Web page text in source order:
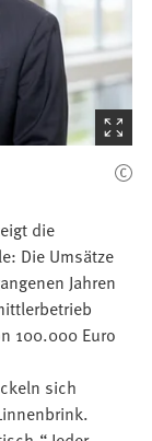
(Startet
den
die
Die Umsätze
Jahren
100.000 Euro
sich